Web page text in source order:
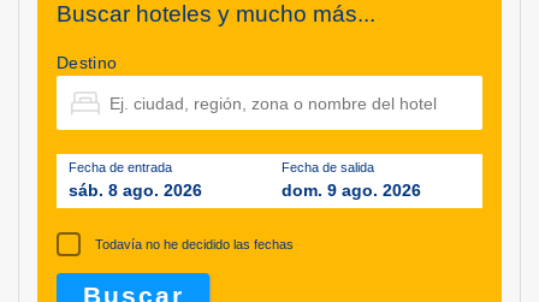
Buscar hoteles y mucho más...
Destino
Fecha de entrada
sáb. 8 ago. 2026
Fecha de salida
dom. 9 ago. 2026
Todavía no he decidido las fechas